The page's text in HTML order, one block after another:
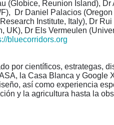
(Globice, Reunion Island),
Dr Daniel Palacios
Institute, Italy), Dr
UK), Dr Els Vermeulen
bluecorridors.org
por científicos, estrategas,
la Casa Blanca y Google
así como experiencia
y la agricultura hasta la